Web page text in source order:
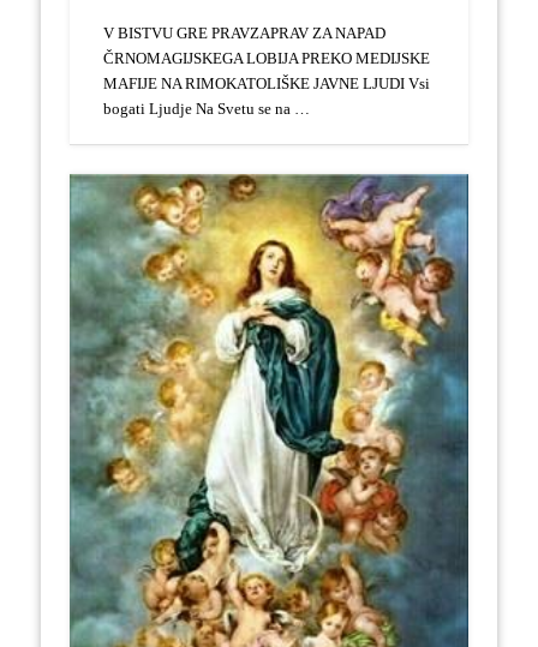
V BISTVU GRE PRAVZAPRAV ZA NAPAD
ČRNOMAGIJSKEGA LOBIJA PREKO MEDIJSKE
MAFIJE NA RIMOKATOLIŠKE JAVNE LJUDI Vsi
bogati Ljudje Na Svetu se na …